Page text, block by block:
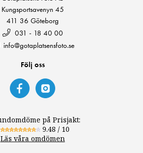
Kungsportsavenyn 45
411 36 Göteborg
031 - 18 40 00
info@gotaplatsensfoto.se
Följ oss